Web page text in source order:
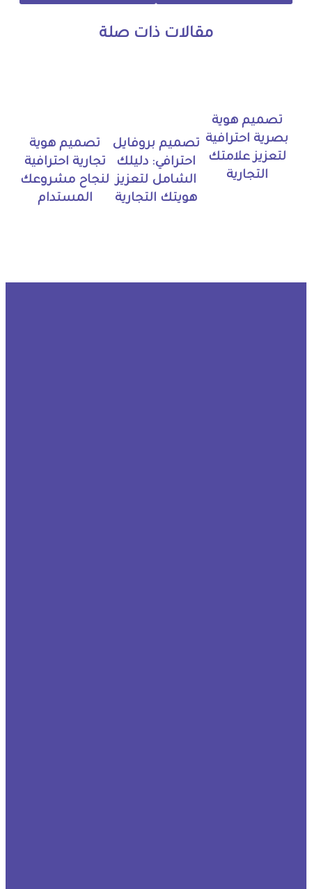
مقالات ذات صلة
تصميم هوية
بصرية احترافية
لتعزيز علامتك
التجارية
تصميم بروفايل
احترافي: دليلك
الشامل لتعزيز
هويتك التجارية
تصميم هوية
تجارية احترافية
لنجاح مشروعك
المستدام